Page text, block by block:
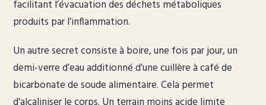
facilitant l’évacuation des déchets métaboliques
produits par l’inflammation.
Un autre secret consiste à boire, une fois par jour, un
demi-verre d’eau additionné d’une cuillère à café de
bicarbonate de soude alimentaire. Cela permet